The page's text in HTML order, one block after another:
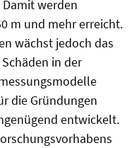
werden
m und mehr erreicht.
wächst jedoch das
in der
die Gründungen
entwickelt.